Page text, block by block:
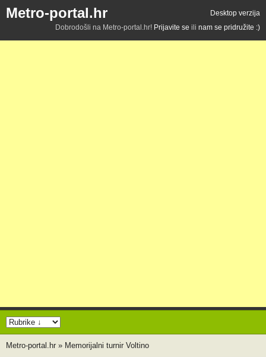
Metro-portal.hr
Desktop verzija
Dobrodošli na Metro-portal.hr! Prijavite se ili nam se pridružite :)
Metro-portal.hr » Memorijalni turnir Voltino